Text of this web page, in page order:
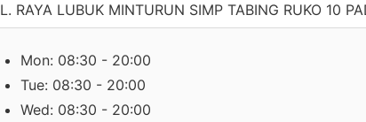
RAYA LUBUK MINTURUN SIMP TABING RUKO 10
Mon: 08:30 - 20:00
Tue: 08:30 - 20:00
Wed: 08:30 - 20:00